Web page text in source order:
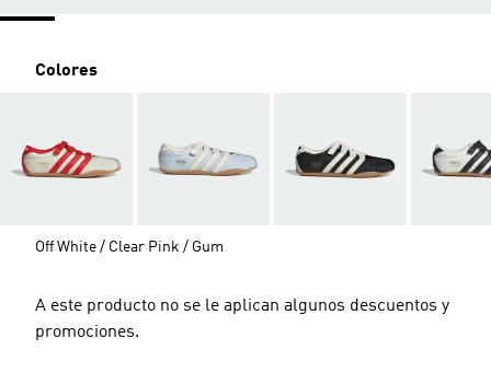
Colores
Off White / Clear Pink / Gum
A este producto no se le aplican algunos descuentos y
promociones.